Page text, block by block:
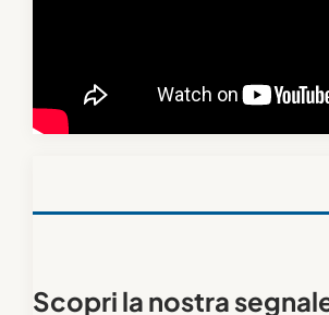
Scopri la nostra